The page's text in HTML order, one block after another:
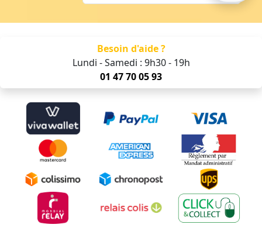
Besoin d'aide ?
Lundi - Samedi : 9h30 - 19h
01 47 70 05 93